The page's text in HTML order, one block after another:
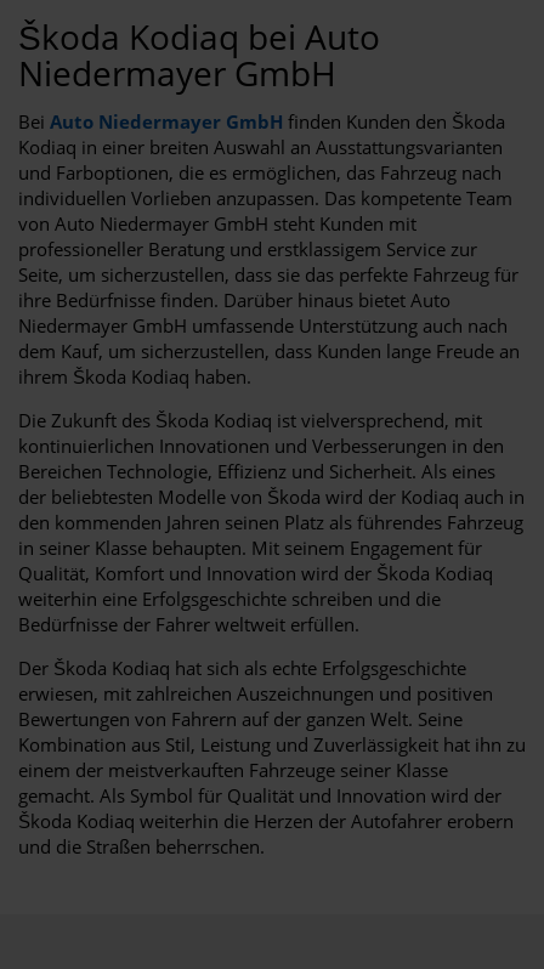
Škoda Kodiaq bei Auto
Niedermayer GmbH
Bei Auto Niedermayer GmbH finden Kunden den Škoda
Kodiaq in einer breiten Auswahl an Ausstattungsvarianten
und Farboptionen, die es ermöglichen, das Fahrzeug nach
individuellen Vorlieben anzupassen. Das kompetente Team
von Auto Niedermayer GmbH steht Kunden mit
professioneller Beratung und erstklassigem Service zur
Seite, um sicherzustellen, dass sie das perfekte Fahrzeug für
ihre Bedürfnisse finden. Darüber hinaus bietet Auto
Niedermayer GmbH umfassende Unterstützung auch nach
dem Kauf, um sicherzustellen, dass Kunden lange Freude an
ihrem Škoda Kodiaq haben.
Die Zukunft des Škoda Kodiaq ist vielversprechend, mit
kontinuierlichen Innovationen und Verbesserungen in den
Bereichen Technologie, Effizienz und Sicherheit. Als eines
der beliebtesten Modelle von Škoda wird der Kodiaq auch in
den kommenden Jahren seinen Platz als führendes Fahrzeug
in seiner Klasse behaupten. Mit seinem Engagement für
Qualität, Komfort und Innovation wird der Škoda Kodiaq
weiterhin eine Erfolgsgeschichte schreiben und die
Bedürfnisse der Fahrer weltweit erfüllen.
Der Škoda Kodiaq hat sich als echte Erfolgsgeschichte
erwiesen, mit zahlreichen Auszeichnungen und positiven
Bewertungen von Fahrern auf der ganzen Welt. Seine
Kombination aus Stil, Leistung und Zuverlässigkeit hat ihn zu
einem der meistverkauften Fahrzeuge seiner Klasse
gemacht. Als Symbol für Qualität und Innovation wird der
Škoda Kodiaq weiterhin die Herzen der Autofahrer erobern
und die Straßen beherrschen.